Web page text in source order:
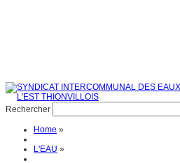
Rechercher
Home »
L'EAU »